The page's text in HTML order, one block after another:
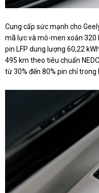
Cung cấp sức mạnh cho
mã lực và mô-men xoắn 320
pin LFP dung lượng 60,22
495 km theo tiêu chuẩn
từ 30% đến 80% pin chỉ trong